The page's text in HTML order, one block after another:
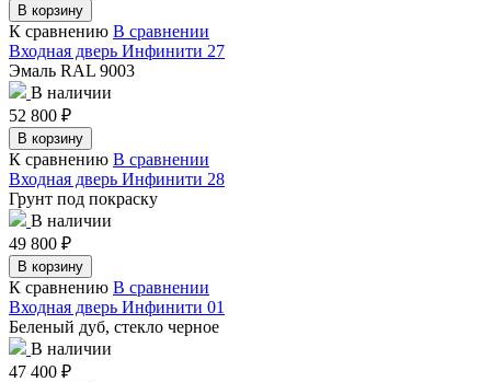
В корзину
К сравнению В сравнении
Входная дверь Инфинити 27
Эмаль RAL 9003
В наличии
52 800 ₽
В корзину
К сравнению В сравнении
Входная дверь Инфинити 28
Грунт под покраску
В наличии
49 800 ₽
В корзину
К сравнению В сравнении
Входная дверь Инфинити 01
Беленый дуб, стекло черное
В наличии
47 400 ₽